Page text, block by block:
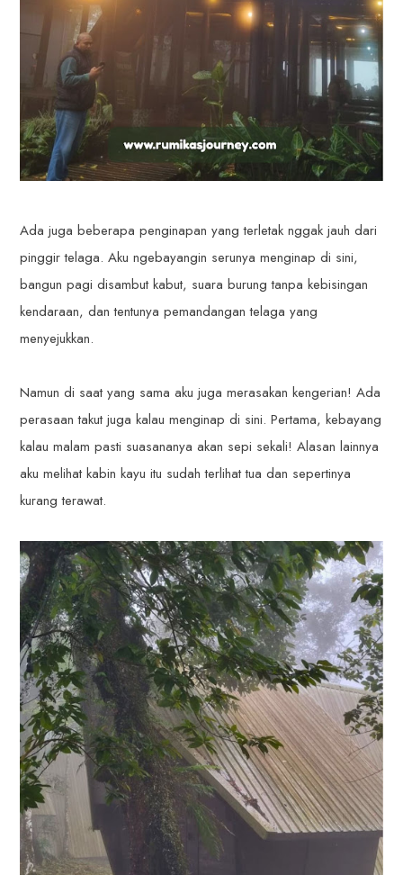
Ada juga beberapa penginapan yang terletak nggak jauh dari
pinggir telaga. Aku ngebayangin serunya menginap di sini,
bangun pagi disambut kabut, suara burung tanpa kebisingan
kendaraan, dan tentunya pemandangan telaga yang
menyejukkan.
Namun di saat yang sama aku juga merasakan kengerian! Ada
perasaan takut juga kalau menginap di sini. Pertama, kebayang
kalau malam pasti suasananya akan sepi sekali! Alasan lainnya
aku melihat kabin kayu itu sudah terlihat tua dan sepertinya
kurang terawat.